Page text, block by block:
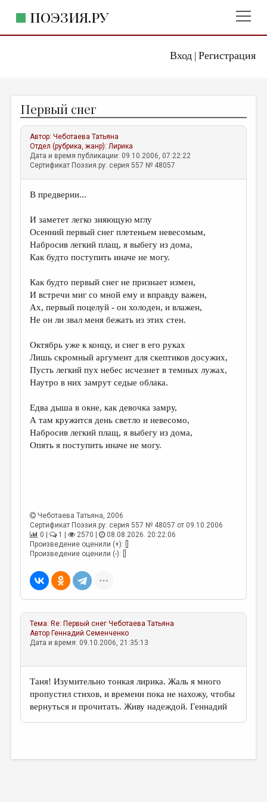
Вход| Регистрация
ПОЭЗИЯ.РУ
ЖАНРЫ
АВТОРЫ
КОММЕНТАРИИ
ЛИТСАЛОН
НОВОСТИ
ПРАВИЛА САЙТА
ОТДЕЛЫ И РУБРИКИ
ИЗБРАННОЕ
ДАЙДЖЕСТ
ПРОИЗВЕДЕНИЯ
ПЕРЕВОДЫ
КОНКУРСЫ
ДЕТСКАЯ КОМНАТА
КНИЖНАЯ ПОЛКА
ОБЗОР ЛИТЕРАТУРЫ
СТРАНИЦЫ ПАМЯТИ
ОБЪЯВЛЕНИЯ
ОТ РЕДАКЦИИ
МАЛАЯ ПРОЗА
ЭССЕИСТИКА
ЛИТЕРАТУРОВЕДЕНИЕ
КУЛЬТУРОВЕДЕНИЕ
ПУБЛИЦИСТИКА
РЕЦЕНЗИРОВАНИЕ
ЦИКЛЫ ПУБЛИКАЦИЙ
ТРЕДИАКОВСКИЙ
МЕДИА
ВКОНТАКТЕ
Первый снег
Автор:Чеботаева Татьяна
Отдел (рубрика, жанр):Лирика
Дата и время публикации: 09.10.2006, 07:22:22
Сертификат Поэзия.ру: серия 557 № 48057
В предверии...
И заметет легко зияющую мглу
Осенний первый снег плетеньем невесомым,
Набросив легкий плащ, я выбегу из дома,
Как будто поступить иначе не могу.
Как будто первый снег не признает измен,
И встречи миг со мной ему и вправду важен,
Ах, первый поцелуй - он холоден, и влажен,
Не он ли звал меня бежать из этих стен.
Октябрь уже к концу, и снег в его руках
Лишь скромный аргумент для скептиков досужих,
Пусть легкий пух небес исчезнет в темных лужах,
Наутро в них замрут седые облака.
Едва дыша в окне, как девочка замру,
А там кружится день светло и невесомо,
Набросив легкий плащ, я выбегу из дома,
Опять я поступить иначе не могу.
Чеботаева Татьяна, 2006
Сертификат Поэзия.ру: серия 557 № 48057 от 09.10.2006
0 |
1 | 2570 |
08.08.2026. 20:22:06
Произведение оценили (+): []
Произведение оценили (-): []
Тема: Re: Первый снег Чеботаева Татьяна
Автор Геннадий Семенченко
Дата и время: 09.10.2006, 21:35:13
Таня! Изумительно тонкая лирика. Жаль я много
пропустил стихов, и времени пока не нахожу, чтобы
вернуться и прочитать. Живу надеждой. Геннадий